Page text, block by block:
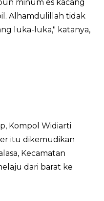
minum es kacang
Alhamdulillah tidak
luka-luka," katanya,
Kompol Widiarti
itu dikemudikan
Kecamatan
dari barat ke